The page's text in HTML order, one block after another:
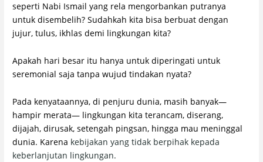
seperti Nabi Ismail yang rela mengorbankan putranya
untuk disembelih? Sudahkah kita bisa berbuat dengan
jujur, tulus, ikhlas demi lingkungan kita?
Apakah hari besar itu hanya untuk diperingati untuk
seremonial saja tanpa wujud tindakan nyata?
Pada kenyataannya, di penjuru dunia, masih banyak—
hampir merata— lingkungan kita terancam, diserang,
dijajah, dirusak, setengah pingsan, hingga mau meninggal
dunia. Karena kebijakan yang tidak berpihak kepada
keberlanjutan lingkungan.